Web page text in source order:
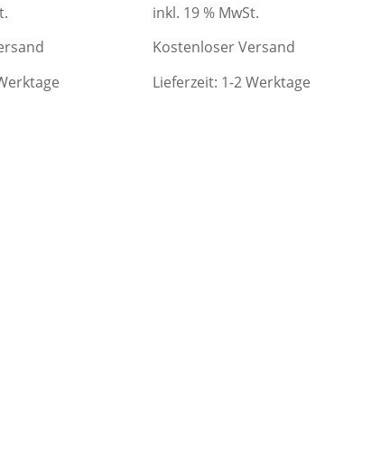
€
980,00 €.
war:
2.490,00 €1.600,00 €.
inkl. 19 % MwSt.
Kostenloser Versand
Lieferzeit: 1-2 Werktage